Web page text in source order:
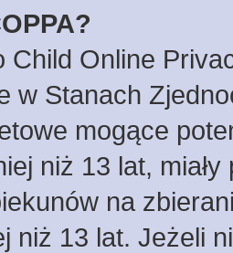
Child Online
w Stanach
mogące
niż 13 lat,
na
niż 13 lat. Jeżeli